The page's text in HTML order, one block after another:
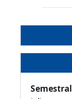
Semestral